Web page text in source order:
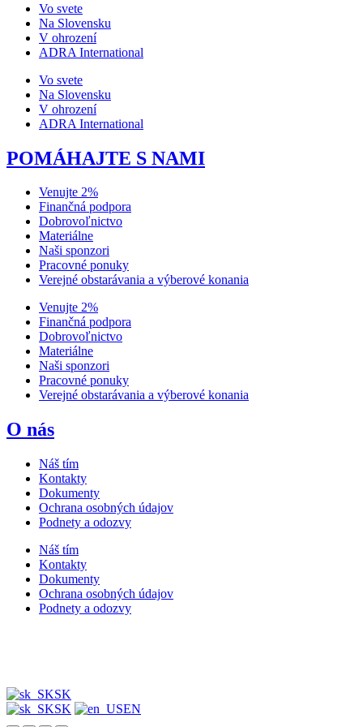
Vo svete
Na Slovensku
V ohrození
ADRA International
Vo svete
Na Slovensku
V ohrození
ADRA International
POMÁHAJTE S NAMI
Venujte 2%
Finančná podpora
Dobrovoľnictvo
Materiálne
Naši sponzori
Pracovné ponuky
Verejné obstarávania a výberové konania
Venujte 2%
Finančná podpora
Dobrovoľnictvo
Materiálne
Naši sponzori
Pracovné ponuky
Verejné obstarávania a výberové konania
O nás
Náš tím
Kontakty
Dokumenty
Ochrana osobných údajov
Podnety a odozvy
Náš tím
Kontakty
Dokumenty
Ochrana osobných údajov
Podnety a odozvy
SK
SK
EN